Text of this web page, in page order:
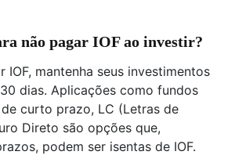
não pagar IOF ao investir?
IOF, mantenha seus investimentos
dias. Aplicações como fundos
curto prazo, LC (Letras de
Direto são opções que,
podem ser isentas de IOF.